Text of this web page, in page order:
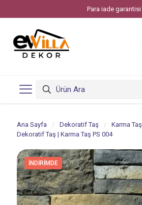
Para iade garantisi
Ana Sayfa / Dekoratif Taş / Karma Taş
Dekoratif Taş | Karma Taş PS 004
İNDIRIMDE